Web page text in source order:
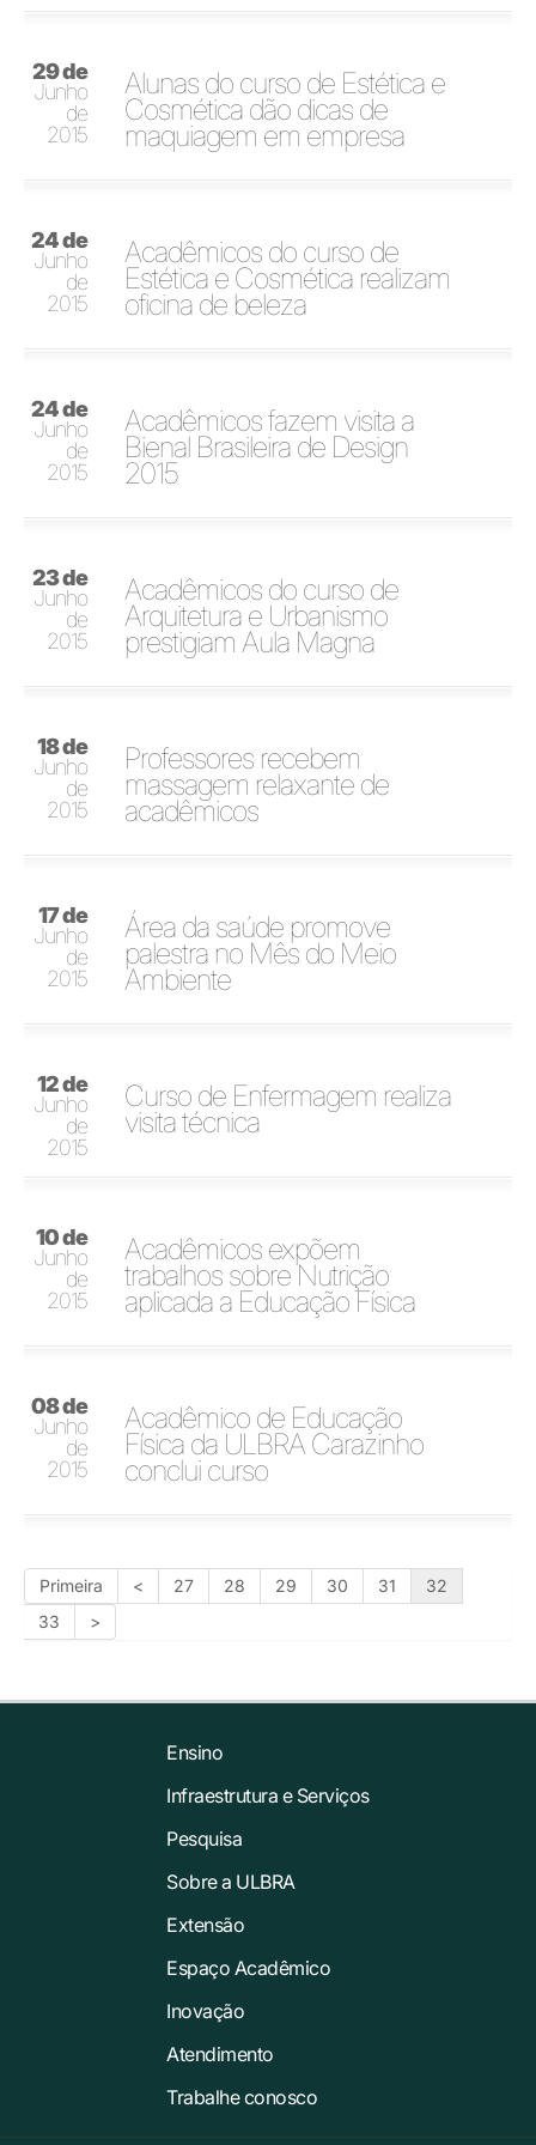
29 de
Junho
de
2015
Alunas do curso de Estética e
Cosmética dão dicas de
maquiagem em empresa
24 de
Junho
de
2015
Acadêmicos do curso de
Estética e Cosmética realizam
oficina de beleza
24 de
Junho
de
2015
Acadêmicos fazem visita a
Bienal Brasileira de Design
2015
23 de
Junho
de
2015
Acadêmicos do curso de
Arquitetura e Urbanismo
prestigiam Aula Magna
18 de
Junho
de
2015
Professores recebem
massagem relaxante de
acadêmicos
17 de
Junho
de
2015
Área da saúde promove
palestra no Mês do Meio
Ambiente
12 de
Junho
de
2015
Curso de Enfermagem realiza
visita técnica
10 de
Junho
de
2015
Acadêmicos expõem
trabalhos sobre Nutrição
aplicada a Educação Física
08 de
Junho
de
2015
Acadêmico de Educação
Física da ULBRA Carazinho
conclui curso
Primeira < 27 28 29 30 31
32
33
>
Ensino
Infraestrutura e Serviços
Pesquisa
Sobre a ULBRA
Extensão
Espaço Acadêmico
Inovação
Atendimento
Trabalhe conosco